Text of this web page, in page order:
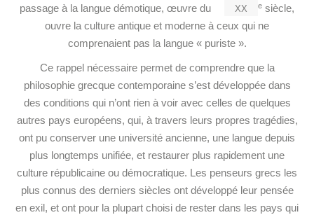
passage à la langue démotique, œuvre du
xx e siècle,
ouvre la culture antique et moderne à ceux qui ne
comprenaient pas la langue « puriste ».
Ce rappel nécessaire permet de comprendre que la
philosophie grecque contemporaine s’est développée dans
des conditions qui n’ont rien à voir avec celles de quelques
autres pays européens, qui, à travers leurs propres tragédies,
ont pu conserver une université ancienne, une langue depuis
plus longtemps unifiée, et restaurer plus rapidement une
culture républicaine ou démocratique. Les penseurs grecs les
plus connus des derniers siècles ont développé leur pensée
en exil, et ont pour la plupart choisi de rester dans les pays qui